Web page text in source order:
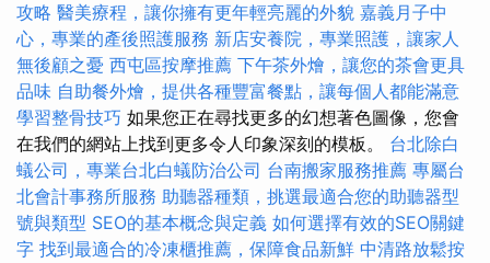
攻略 醫美療程，讓你擁有更年輕亮麗的外貌 嘉義月子中
心，專業的產後照護服務 新店安養院，專業照護，讓家人
無後顧之憂 西屯區按摩推薦 下午茶外燴，讓您的茶會更具
品味 自助餐外燴，提供各種豐富餐點，讓每個人都能滿意
學習整骨技巧 如果您正在尋找更多的幻想著色圖像，您會
在我們的網站上找到更多令人印象深刻的模板。 台北除白
蟻公司，專業台北白蟻防治公司 台南搬家服務推薦 專屬台
北會計事務所服務 助聽器種類，挑選最適合您的助聽器型
號與類型 SEO的基本概念與定義 如何選擇有效的SEO關鍵
字 找到最適合的冷凍櫃推薦，保障食品新鮮 中清路放鬆按